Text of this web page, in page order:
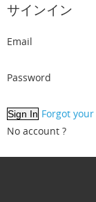
サインイン
Email
Password
Forgot
No account ?